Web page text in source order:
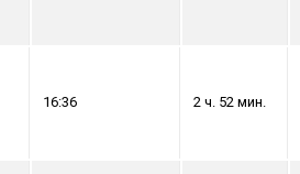
16:36 2 ч. 52 мин.